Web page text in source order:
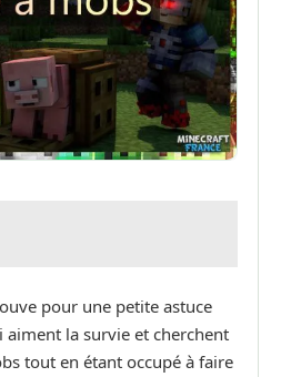
pour une petite astuce
la survie et cherchent
tout en étant occupé à faire